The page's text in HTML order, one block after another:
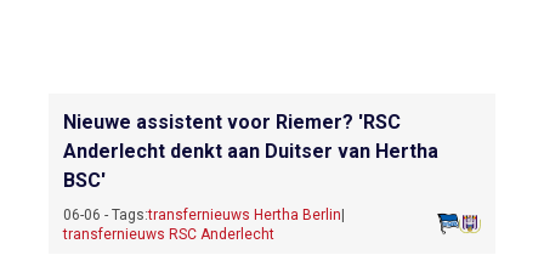
Nieuwe assistent voor Riemer? 'RSC
Anderlecht denkt aan Duitser van Hertha
BSC'
06-06 - Tags:transfernieuws Hertha Berlin|
transfernieuws RSC Anderlecht